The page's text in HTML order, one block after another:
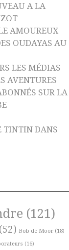
A LA
AMOUREUX
OUDAYAS AU
LES MÉDIAS
AVENTURES
SUR LA
TINTIN DANS
(121)
(52) Bob de Moor (18)
(16)